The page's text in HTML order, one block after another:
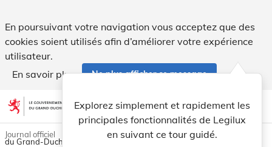
En poursuivant votre navigation vous acceptez que des
cookies soient utilisés afin d’améliorer votre expérience
utilisateur.
En savoir plus
Ne plus afficher ce message
Aller au contenu account_circle help Aide
Explorez simplement et rapidement les
principales fonctionnalités de Legilux
en suivant ce tour guidé.
light_mode dark_mode
Journal officiel
du Grand-Duché de Luxembourg